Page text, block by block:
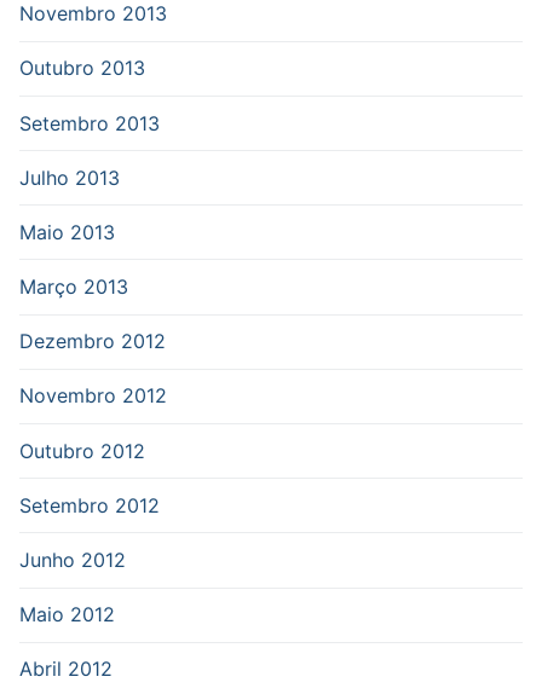
Novembro 2013
Outubro 2013
Setembro 2013
Julho 2013
Maio 2013
Março 2013
Dezembro 2012
Novembro 2012
Outubro 2012
Setembro 2012
Junho 2012
Maio 2012
Abril 2012